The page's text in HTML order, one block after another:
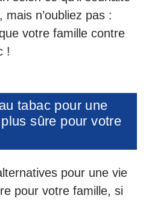
n’oubliez pas :
votre famille contre
!
tabac pour une
sûre pour votre
pour une vie
pour votre famille, si